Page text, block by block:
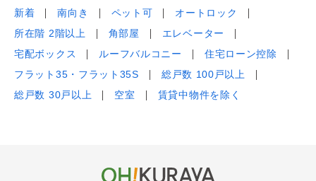
新着 南向き ペット可
オートロック
所在階 2階以上
角部屋
エレベーター
宅配ボックス
ルーフバルコニー
住宅ローン控除
フラット35・フラット35S
総戸数 100戸以上
総戸数 30戸以上
空室 賃貸中物件を除く